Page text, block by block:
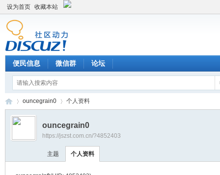
设为首页 收藏本站
便民信息 微信群 论坛
›
ouncegrain0 个人资料
ouncegrain0
https://jszst.com.cn/?4852403
主题 个人资料